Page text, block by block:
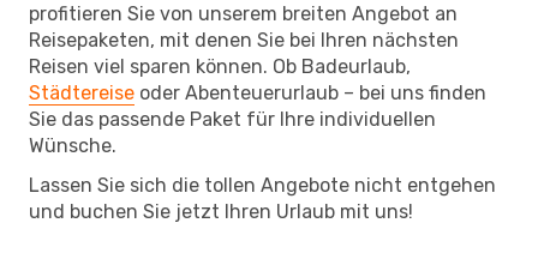
profitieren Sie von unserem breiten Angebot an
Reisepaketen, mit denen Sie bei Ihren nächsten
Reisen viel sparen können. Ob Badeurlaub,
Städtereise oder Abenteuerurlaub – bei uns finden
Sie das passende Paket für Ihre individuellen
Wünsche.
Lassen Sie sich die tollen Angebote nicht entgehen
und buchen Sie jetzt Ihren Urlaub mit uns!